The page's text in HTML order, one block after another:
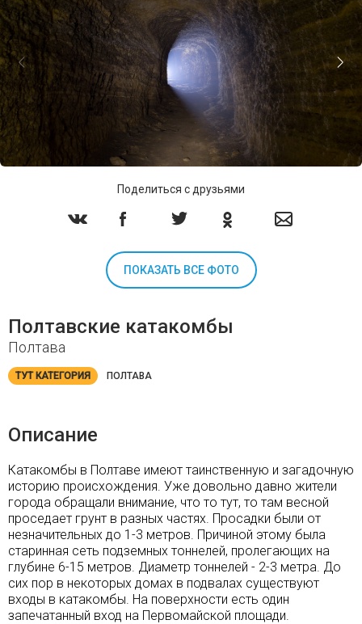
ПОКАЗАТЬ ВСЕ ФОТО
Поделиться с друзьями
Полтавские катакомбы
Полтава
ТУТ КАТЕГОРИЯ ПОЛТАВА
Описание
Катакомбы в Полтаве имеют таинственную и загадочную
историю происхождения. Уже довольно давно жители
города обращали внимание, что то тут, то там весной
проседает грунт в разных частях. Просадки были от
незначительных до 1-3 метров. Причиной этому была
старинная сеть подземных тоннелей, пролегающих на
глубине 6-15 метров. Диаметр тоннелей - 2-3 метра. До
сих пор в некоторых домах в подвалах существуют
входы в катакомбы. На поверхности есть один
запечатанный вход на Первомайской площади.